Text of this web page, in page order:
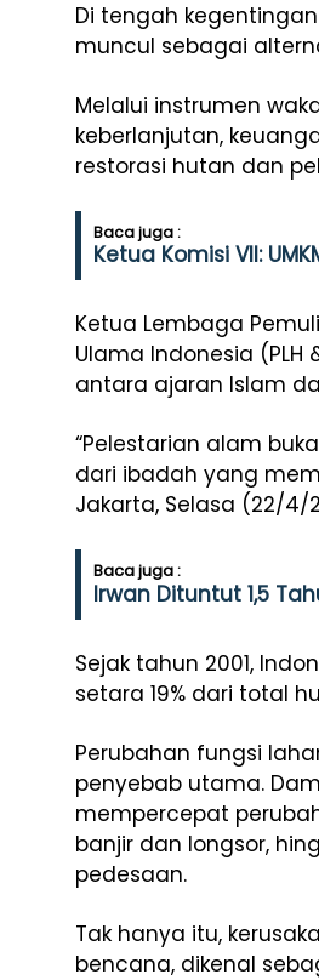
Di tengah
muncul sebagai
Melalui instrumen
keberlanjutan,
restorasi hutan dan
Baca juga :
Ketua Komisi VII:
Ketua Lembaga
Ulama Indonesia (PLH
antara ajaran Islam
“Pelestarian alam
dari ibadah yang
Jakarta, Selasa (22/4/
Baca juga :
Irwan Dituntut 1,5
Sejak tahun 2001,
setara 19% dari total
Perubahan fungsi
penyebab utama.
mempercepat
banjir dan longsor,
pedesaan.
Tak hanya itu,
bencana, dikenal